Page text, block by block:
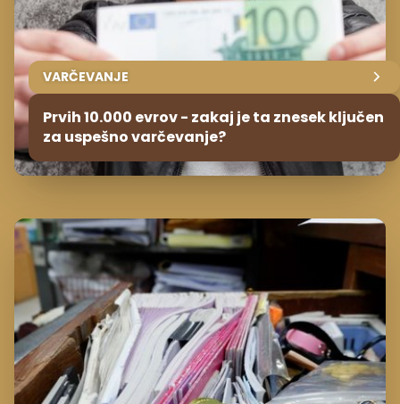
VARČEVANJE
Prvih 10.000 evrov - zakaj je ta znesek ključen
za uspešno varčevanje?